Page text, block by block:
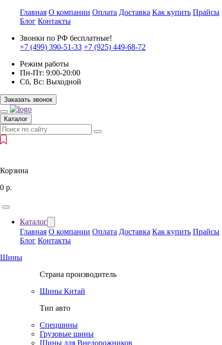
Главная О компании Оплата Доставка Как купить Прайсы
Блог Контакты
Звонки по РФ бесплатные!
+7 (499) 390-51-33 +7 (925) 449-68-72
Режим работы
Пн-Пт: 9:00-20:00
Сб, Вс: Выходной
Заказать звонок
Каталог
Корзина
0 р.
Каталог
Главная О компании Оплата Доставка Как купить Прайсы
Блог Контакты
Шины
Страна производитель
Шины Китай
Тип авто
Спецшины
Грузовые шины
Шины для Внедорожников